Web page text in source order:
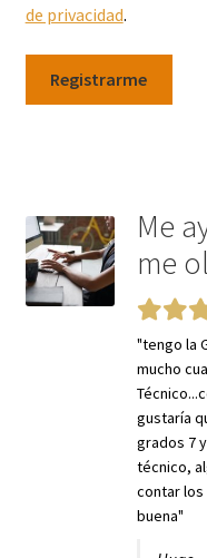
de privacidad.
Registrarme
Me
me
"tengo la
mucho
gustaría
grados 7
técnico,
contar los
buena"